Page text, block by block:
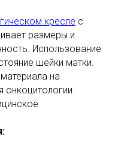
кресле с
размеры и
Использование
шейки матки.
на
онкоцитологии.